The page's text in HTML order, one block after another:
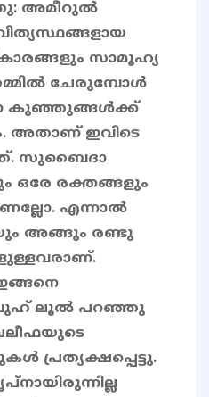
അമീറുൽ
സാമൂഹ്യ
ചേരുമ്പോൾ
കുഞ്ഞുങ്ങൾക്ക്
അതാണ് ഇവിടെ
സുബൈദാ
ഒരേ രക്തങ്ങളും
എന്നാൽ
അങ്ങും രണ്ടു
ബുഹ് ലൂൽ പറഞ്ഞു
പ്രത്യക്ഷപ്പെട്ടു.